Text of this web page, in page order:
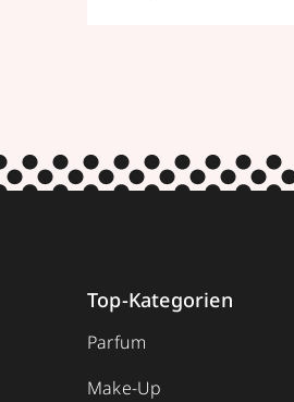
Top-Kategorien
Parfum
Make-Up